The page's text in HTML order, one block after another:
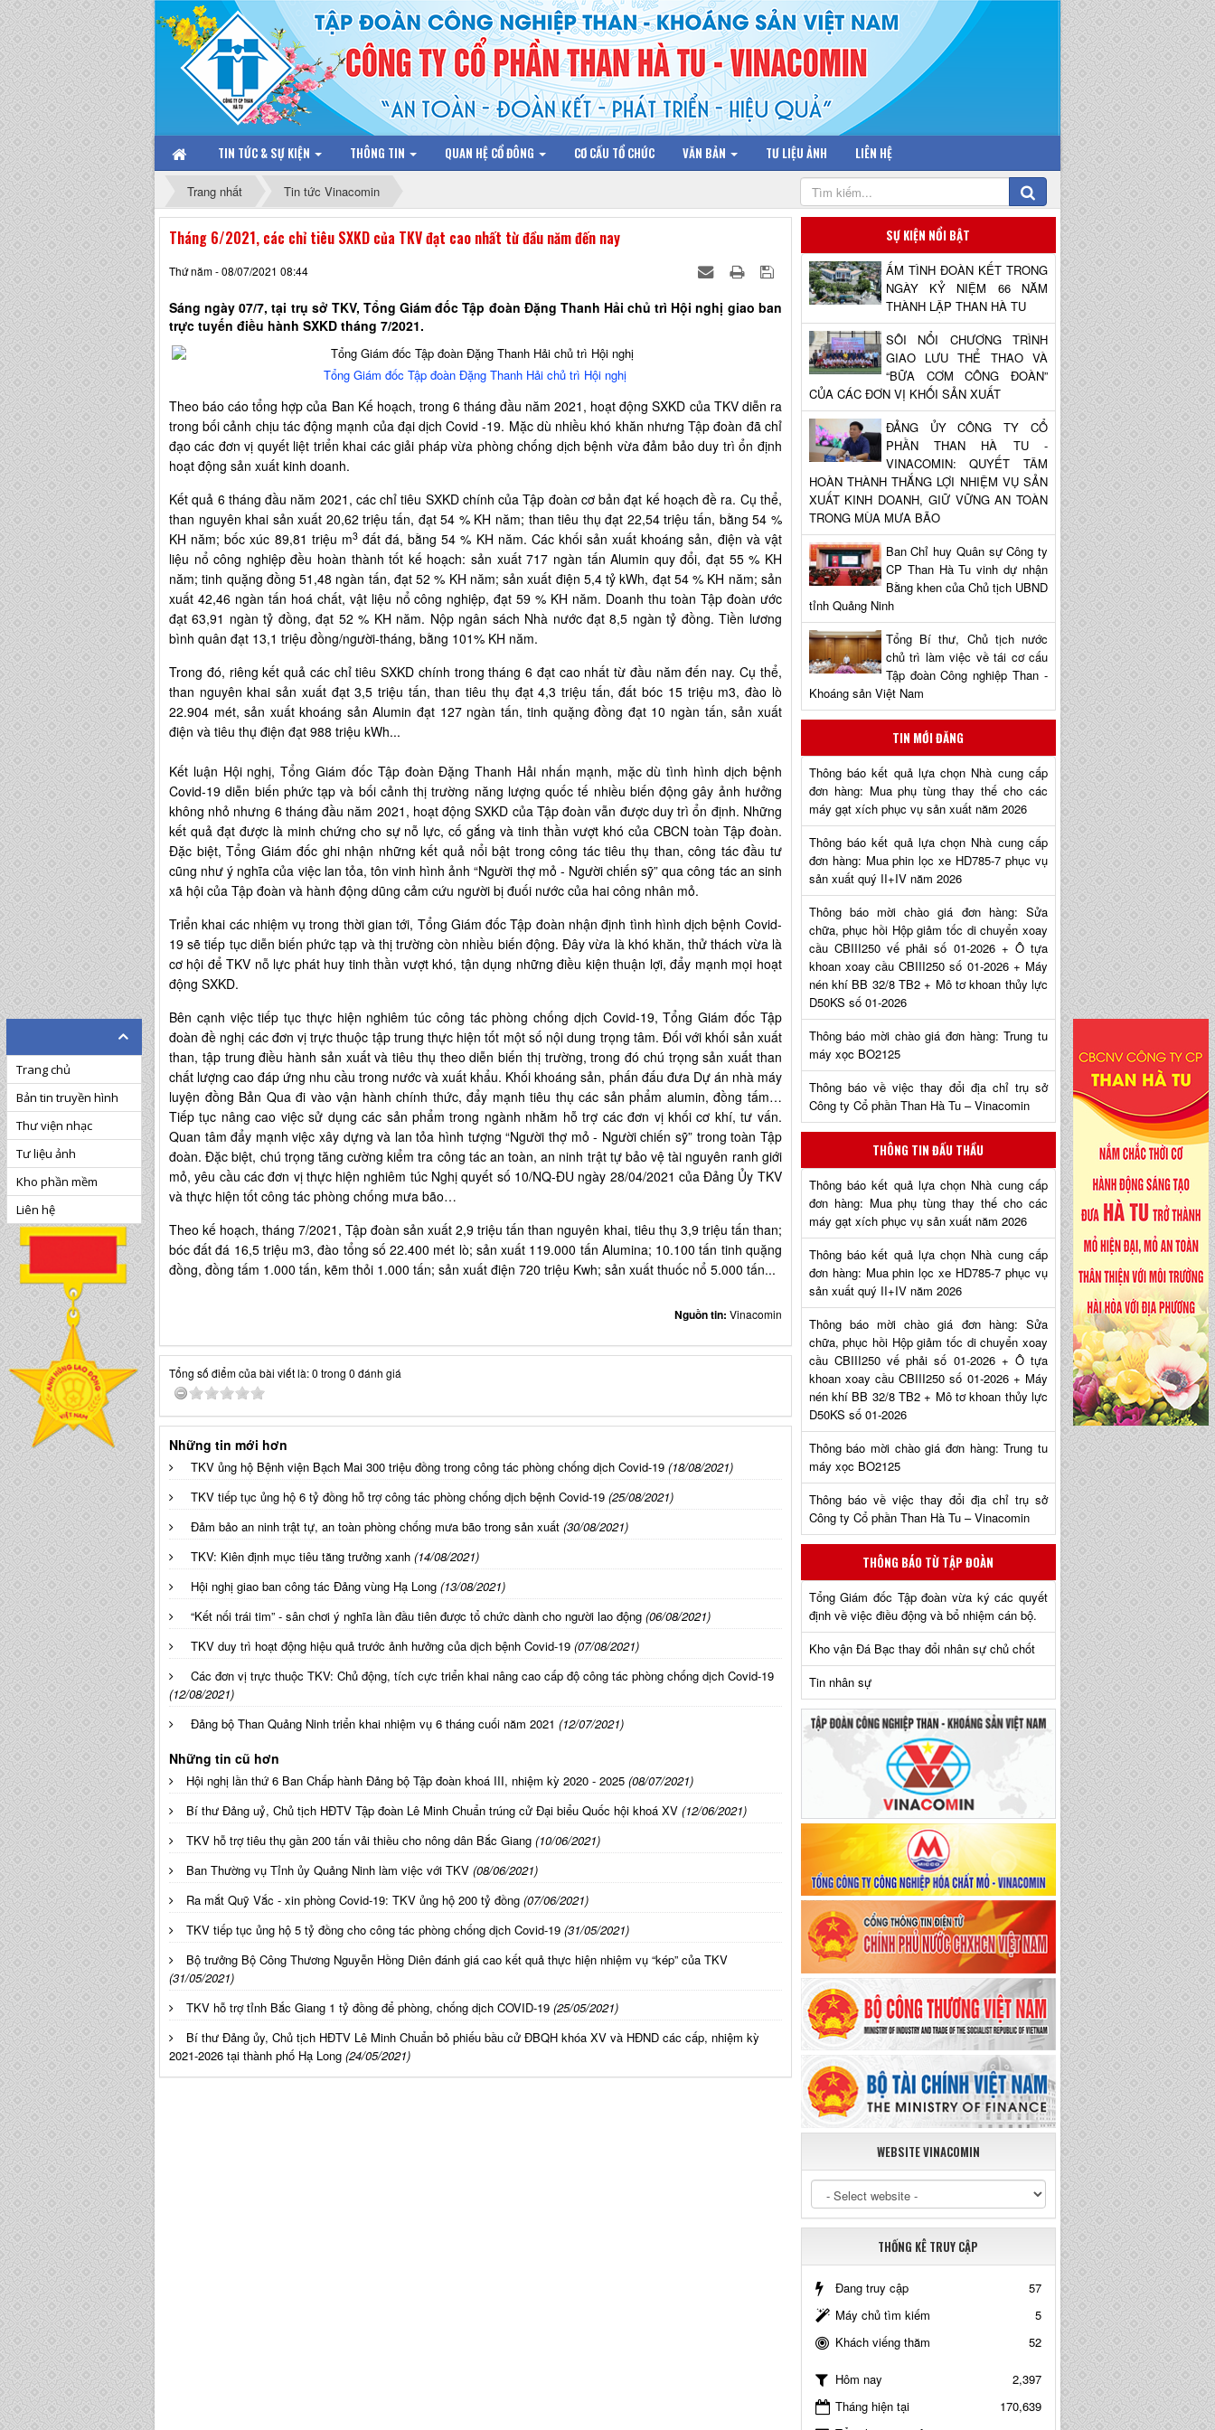
TIN TỨC & SỰ KIỆN THÔNG TIN QUAN HỆ CỔ ĐÔNG CƠ CẤU TỔ CHỨC VĂN BẢN TƯ LIỆU ẢNH LIÊN HỆ
Trang nhất Tin tức Vinacomin
Tháng 6/2021, các chỉ tiêu SXKD của TKV đạt cao nhất từ đầu năm đến nay
Thứ năm - 08/07/2021 08:44
Sáng ngày 07/7, tại trụ sở TKV, Tổng Giám đốc Tập đoàn Đặng Thanh Hải chủ trì Hội nghị giao ban
trực tuyến điều hành SXKD tháng 7/2021.
Tổng Giám đốc Tập đoàn Đặng Thanh Hải chủ trì Hội nghị
Theo báo cáo tổng hợp của Ban Kế hoạch, trong 6 tháng đầu năm 2021, hoạt động SXKD của TKV diễn ra
trong bối cảnh chịu tác động mạnh của đại dịch Covid -19. Mặc dù nhiều khó khăn nhưng Tập đoàn đã chỉ
đạo các đơn vị quyết liệt triển khai các giải pháp vừa phòng chống dịch bệnh vừa đảm bảo duy trì ổn định
hoạt động sản xuất kinh doanh.
Kết quả 6 tháng đầu năm 2021, các chỉ tiêu SXKD chính của Tập đoàn cơ bản đạt kế hoạch đề ra. Cụ thể,
than nguyên khai sản xuất 20,62 triệu tấn, đạt 54 % KH năm; than tiêu thụ đạt 22,54 triệu tấn, bằng 54 %
KH năm; bốc xúc 89,81 triệu m3đất đá, bằng 54 % KH năm. Các khối sản xuất khoáng sản, điện và vật
liệu nổ công nghiệp đều hoàn thành tốt kế hoạch: sản xuất 717 ngàn tấn Alumin quy đổi, đạt 55 % KH
năm; tinh quặng đồng 51,48 ngàn tấn, đạt 52 % KH năm; sản xuất điện 5,4 tỷ kWh, đạt 54 % KH năm; sản
xuất 42,46 ngàn tấn hoá chất, vật liệu nổ công nghiệp, đạt 59 % KH năm. Doanh thu toàn Tập đoàn ước
đạt 63,91 ngàn tỷ đồng, đạt 52 % KH năm. Nộp ngân sách Nhà nước đạt 8,5 ngàn tỷ đồng. Tiền lương
bình quân đạt 13,1 triệu đồng/người-tháng, bằng 101% KH năm.
Trong đó, riêng kết quả các chỉ tiêu SXKD chính trong tháng 6 đạt cao nhất từ đầu năm đến nay. Cụ thể,
than nguyên khai sản xuất đạt 3,5 triệu tấn, than tiêu thụ đạt 4,3 triệu tấn, đất bóc 15 triệu m3, đào lò
22.904 mét, sản xuất khoáng sản Alumin đạt 127 ngàn tấn, tinh quặng đồng đạt 10 ngàn tấn, sản xuất
điện và tiêu thụ điện đạt 988 triệu kWh...
Kết luận Hội nghị, Tổng Giám đốc Tập đoàn Đặng Thanh Hải nhấn mạnh, mặc dù tình hình dịch bệnh
Covid-19 diễn biến phức tạp và bối cảnh thị trường năng lượng quốc tế nhiều biến động gây ảnh hưởng
không nhỏ nhưng 6 tháng đầu năm 2021, hoạt động SXKD của Tập đoàn vẫn được duy trì ổn định. Những
kết quả đạt được là minh chứng cho sự nỗ lực, cố gắng và tinh thần vượt khó của CBCN toàn Tập đoàn.
Đặc biệt, Tổng Giám đốc ghi nhận những kết quả nổi bật trong công tác tiêu thụ than, công tác đầu tư
cũng như ý nghĩa của việc lan tỏa, tôn vinh hình ảnh “Người thợ mỏ - Người chiến sỹ” qua công tác an sinh
xã hội của Tập đoàn và hành động dũng cảm cứu người bị đuối nước của hai công nhân mỏ.
Triển khai các nhiệm vụ trong thời gian tới, Tổng Giám đốc Tập đoàn nhận định tình hình dịch bệnh Covid-
19 sẽ tiếp tục diễn biến phức tạp và thị trường còn nhiều biến động. Đây vừa là khó khăn, thử thách vừa là
cơ hội để TKV nỗ lực phát huy tinh thần vượt khó, tận dụng những điều kiện thuận lợi, đẩy mạnh mọi hoạt
động SXKD.
Bên cạnh việc tiếp tục thực hiện nghiêm túc công tác phòng chống dịch Covid-19, Tổng Giám đốc Tập
đoàn đề nghị các đơn vị trực thuộc tập trung thực hiện tốt một số nội dung trọng tâm. Đối với khối sản xuất
than, tập trung điều hành sản xuất và tiêu thụ theo diễn biến thị trường, trong đó chú trọng sản xuất than
chất lượng cao đáp ứng nhu cầu trong nước và xuất khẩu. Khối khoáng sản, phấn đấu đưa Dự án nhà máy
luyện đồng Bản Qua đi vào vận hành chính thức, đẩy mạnh tiêu thụ các sản phẩm alumin, đồng tấm…
Tiếp tục nâng cao việc sử dụng các sản phẩm trong ngành nhằm hỗ trợ các đơn vị khối cơ khí, tư vấn.
Quan tâm đẩy mạnh việc xây dựng và lan tỏa hình tượng “Người thợ mỏ - Người chiến sỹ” trong toàn Tập
đoàn. Đặc biệt, chú trọng tăng cường kiểm tra công tác an toàn, an ninh trật tự bảo vệ tài nguyên ranh giới
mỏ, yêu cầu các đơn vị thực hiện nghiêm túc Nghị quyết số 10/NQ-ĐU ngày 28/04/2021 của Đảng Ủy TKV
và thực hiện tốt công tác phòng chống mưa bão…
Theo kế hoạch, tháng 7/2021, Tập đoàn sản xuất 2,9 triệu tấn than nguyên khai, tiêu thụ 3,9 triệu tấn than;
bóc đất đá 16,5 triệu m3, đào tổng số 22.400 mét lò; sản xuất 119.000 tấn Alumina; 10.100 tấn tinh quặng
đồng, đồng tấm 1.000 tấn, kẽm thỏi 1.000 tấn; sản xuất điện 720 triệu Kwh; sản xuất thuốc nổ 5.000 tấn...
Nguồn tin: Vinacomin
Tổng số điểm của bài viết là: 0 trong 0 đánh giá
Những tin mới hơn
TKV ủng hộ Bệnh viện Bạch Mai 300 triệu đồng trong công tác phòng chống dịch Covid-19 (18/08/2021)
TKV tiếp tục ủng hộ 6 tỷ đồng hỗ trợ công tác phòng chống dịch bệnh Covid-19 (25/08/2021)
Đảm bảo an ninh trật tự, an toàn phòng chống mưa bão trong sản xuất (30/08/2021)
TKV: Kiên định mục tiêu tăng trưởng xanh (14/08/2021)
Hội nghị giao ban công tác Đảng vùng Hạ Long (13/08/2021)
“Kết nối trái tim” - sân chơi ý nghĩa lần đầu tiên được tổ chức dành cho người lao động (06/08/2021)
TKV duy trì hoạt động hiệu quả trước ảnh hưởng của dịch bệnh Covid-19 (07/08/2021)
Các đơn vị trực thuộc TKV: Chủ động, tích cực triển khai nâng cao cấp độ công tác phòng chống dịch Covid-19
(12/08/2021)
Đảng bộ Than Quảng Ninh triển khai nhiệm vụ 6 tháng cuối năm 2021 (12/07/2021)
Những tin cũ hơn
Hội nghị lần thứ 6 Ban Chấp hành Đảng bộ Tập đoàn khoá III, nhiệm kỳ 2020 - 2025 (08/07/2021)
Bí thư Đảng uỷ, Chủ tịch HĐTV Tập đoàn Lê Minh Chuẩn trúng cử Đại biểu Quốc hội khoá XV (12/06/2021)
TKV hỗ trợ tiêu thụ gần 200 tấn vải thiều cho nông dân Bắc Giang (10/06/2021)
Ban Thường vụ Tỉnh ủy Quảng Ninh làm việc với TKV (08/06/2021)
Ra mắt Quỹ Vắc - xin phòng Covid-19: TKV ủng hộ 200 tỷ đồng (07/06/2021)
TKV tiếp tục ủng hộ 5 tỷ đồng cho công tác phòng chống dịch Covid-19 (31/05/2021)
Bộ trưởng Bộ Công Thương Nguyễn Hồng Diên đánh giá cao kết quả thực hiện nhiệm vụ “kép” của TKV
(31/05/2021)
TKV hỗ trợ tỉnh Bắc Giang 1 tỷ đồng để phòng, chống dịch COVID-19 (25/05/2021)
Bí thư Đảng ủy, Chủ tịch HĐTV Lê Minh Chuẩn bỏ phiếu bầu cử ĐBQH khóa XV và HĐND các cấp, nhiệm kỳ
2021-2026 tại thành phố Hạ Long (24/05/2021)
SỰ KIỆN NỔI BẬT
ẤM TÌNH ĐOÀN KẾT TRONG
NGÀY KỶ NIỆM 66 NĂM
THÀNH LẬP THAN HÀ TU
SÔI NỔI CHƯƠNG TRÌNH
GIAO LƯU THỂ THAO VÀ
“BỮA CƠM CÔNG ĐOÀN”
CỦA CÁC ĐƠN VỊ KHỐI SẢN XUẤT
ĐẢNG ỦY CÔNG TY CỔ
PHẦN THAN HÀ TU -
VINACOMIN: QUYẾT TÂM
HOÀN THÀNH THẮNG LỢI NHIỆM VỤ SẢN
XUẤT KINH DOANH, GIỮ VỮNG AN TOÀN
TRONG MÙA MƯA BÃO
Ban Chỉ huy Quân sự Công ty
CP Than Hà Tu vinh dự nhận
Bằng khen của Chủ tịch UBND
tỉnh Quảng Ninh
Tổng Bí thư, Chủ tịch nước
chủ trì làm việc về tái cơ cấu
Tập đoàn Công nghiệp Than -
Khoáng sản Việt Nam
TIN MỚI ĐĂNG
Thông báo kết quả lựa chọn Nhà cung cấp
đơn hàng: Mua phụ tùng thay thế cho các
máy gạt xích phục vụ sản xuất năm 2026
Thông báo kết quả lựa chọn Nhà cung cấp
đơn hàng: Mua phin lọc xe HD785-7 phục vụ
sản xuất quý II+IV năm 2026
Thông báo mời chào giá đơn hàng: Sửa
chữa, phục hồi Hộp giảm tốc di chuyển xoay
cầu CBIII250 vế phải số 01-2026 + Ô tựa
khoan xoay cầu CBIII250 số 01-2026 + Máy
nén khí BB 32/8 TB2 + Mô tơ khoan thủy lực
D50KS số 01-2026
Thông báo mời chào giá đơn hàng: Trung tu
máy xọc BO2125
Thông báo về việc thay đổi địa chỉ trụ sở
Công ty Cổ phần Than Hà Tu – Vinacomin
THÔNG TIN ĐẤU THẦU
Thông báo kết quả lựa chọn Nhà cung cấp
đơn hàng: Mua phụ tùng thay thế cho các
máy gạt xích phục vụ sản xuất năm 2026
Thông báo kết quả lựa chọn Nhà cung cấp
đơn hàng: Mua phin lọc xe HD785-7 phục vụ
sản xuất quý II+IV năm 2026
Thông báo mời chào giá đơn hàng: Sửa
chữa, phục hồi Hộp giảm tốc di chuyển xoay
cầu CBIII250 vế phải số 01-2026 + Ô tựa
khoan xoay cầu CBIII250 số 01-2026 + Máy
nén khí BB 32/8 TB2 + Mô tơ khoan thủy lực
D50KS số 01-2026
Thông báo mời chào giá đơn hàng: Trung tu
máy xọc BO2125
Thông báo về việc thay đổi địa chỉ trụ sở
Công ty Cổ phần Than Hà Tu – Vinacomin
THÔNG BÁO TỪ TẬP ĐOÀN
Tổng Giám đốc Tập đoàn vừa ký các quyết
định về việc điều động và bổ nhiệm cán bộ.
Kho vận Đá Bạc thay đổi nhân sự chủ chốt
Tin nhân sự
WEBSITE VINACOMIN
THỐNG KÊ TRUY CẬP
Đang truy cập
57
Máy chủ tìm kiếm
5
Khách viếng thăm
52
Hôm nay
2,397
Tháng hiện tại
170,639
Trang chủ
Bản tin truyền hình
Thư viện nhạc
Tư liệu ảnh
Kho phần mềm
Liên hệ